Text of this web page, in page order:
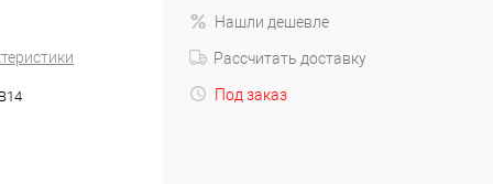
Нашли дешевле
Рассчитать доставку
Под заказ